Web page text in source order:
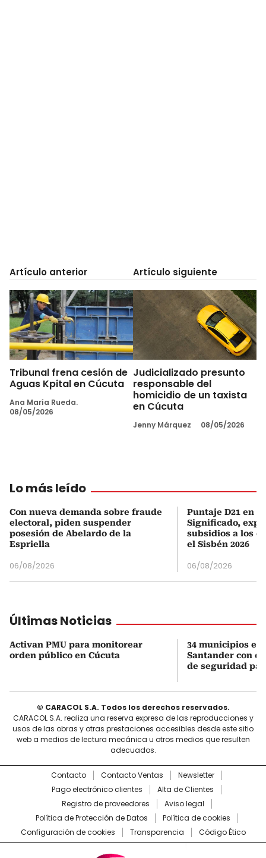
Artículo anterior
Tribunal frena cesión de
Aguas Kpital en Cúcuta
Ana María Rueda.
08/05/2026
Artículo siguiente
Judicializado presunto
responsable del
homicidio de un taxista
en Cúcuta
Jenny Márquez 08/05/2026
Lo más leído
Con nueva demanda sobre fraude
electoral, piden suspender
posesión de Abelardo de la
Espriella
06/08/2026
Puntaje D21 en
Significado,
subsidios a los
el Sisbén 2026
06/08/2026
Últimas Noticias
Activan PMU para monitorear
orden público en Cúcuta
34 municipios en
Santander con
de seguridad
© CARACOL S.A. Todos los derechos reservados.
CARACOL S.A. realiza una reserva expresa de las reproducciones y
usos de las obras y otras prestaciones accesibles desde este sitio
web a medios de lectura mecánica u otros medios que resulten
adecuados.
Contacto Contacto Ventas
Newsletter
Pago electrónico clientes
Alta de Clientes
Registro de proveedores
Aviso legal
Política de Protección de Datos
Política de cookies
Configuración de cookies
Transparencia Código Ético